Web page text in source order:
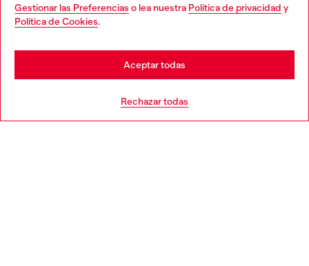
Gestionar las Preferencias o lea nuestra Política de privacidad y
Política de Cookies.
Rechazar todas
Aceptar todas
You are currently browsing España website, but it seems you
may be based in United States